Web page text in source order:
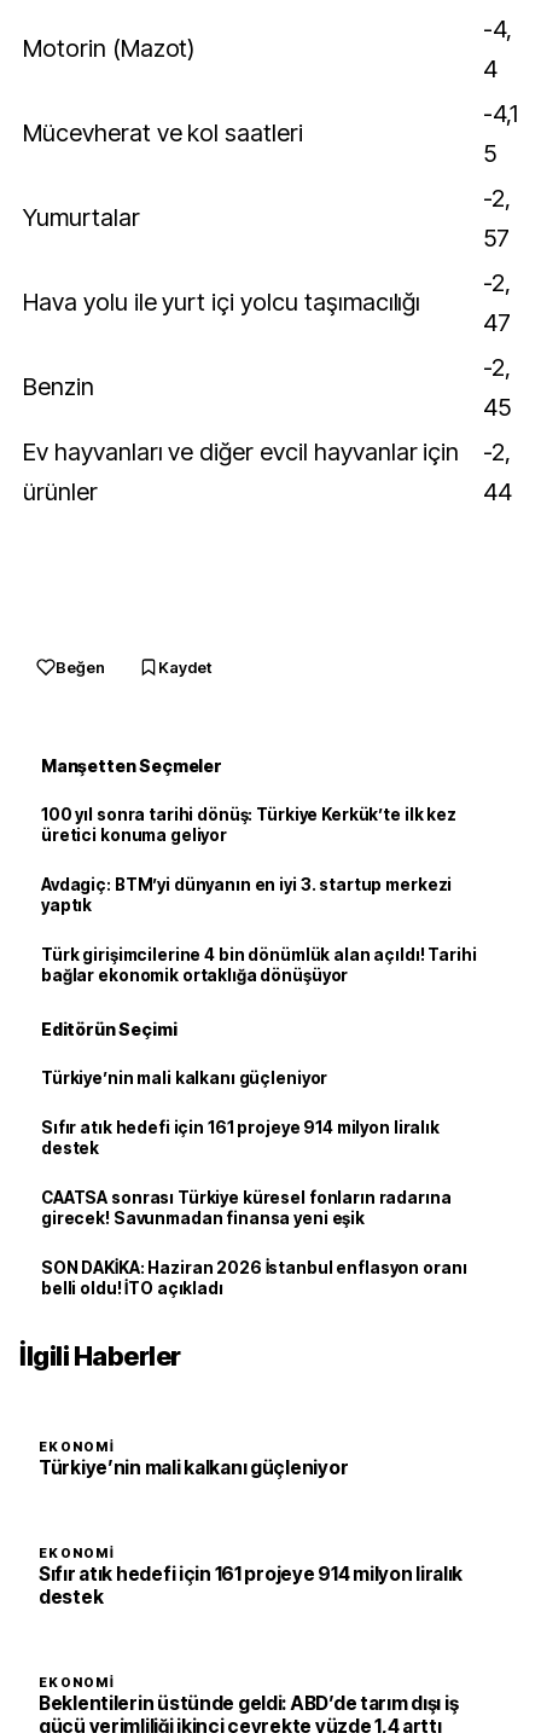
Motorin (Mazot)
-4,
4
Mücevherat ve kol saatleri
-4,1
5
Yumurtalar
-2,
57
Hava yolu ile yurt içi yolcu taşımacılığı
-2,
47
Benzin
-2,
45
Ev hayvanları ve diğer evcil hayvanlar için
ürünler
-2,
44
Beğen Kaydet
Manşetten Seçmeler
100 yıl sonra tarihi dönüş: Türkiye Kerkük’te ilk kez
üretici konuma geliyor
Avdagiç: BTM’yi dünyanın en iyi 3. startup merkezi
yaptık
Türk girişimcilerine 4 bin dönümlük alan açıldı! Tarihi
bağlar ekonomik ortaklığa dönüşüyor
Editörün Seçimi
Türkiye’nin mali kalkanı güçleniyor
Sıfır atık hedefi için 161 projeye 914 milyon liralık
destek
CAATSA sonrası Türkiye küresel fonların radarına
girecek! Savunmadan finansa yeni eşik
SON DAKİKA: Haziran 2026 İstanbul enflasyon oranı
belli oldu! İTO açıkladı
İlgili Haberler
EKONOMI
Türkiye’nin mali kalkanı güçleniyor
EKONOMI
Sıfır atık hedefi için 161 projeye 914 milyon liralık
destek
EKONOMI
Beklentilerin üstünde geldi: ABD’de tarım dışı iş
gücü verimliliği ikinci çeyrekte yüzde 1,4 arttı